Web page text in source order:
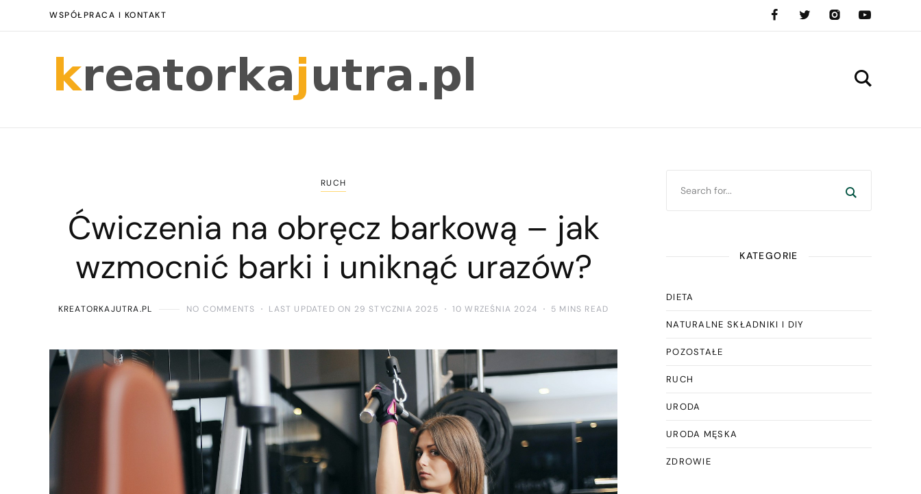
WSPÓŁPRACA I KONTAKT
RUCH
Ćwiczenia na obręcz barkową – jak
wzmocnić barki i uniknąć urazów?
KREATORKAJUTRA.PL NO COMMENTS LAST UPDATED ON 29 STYCZNIA 2025 10 WRZEŚNIA 2024 5 MINS READ
KATEGORIE
DIETA
NATURALNE SKŁADNIKI I DIY
POZOSTAŁE
RUCH
URODA
URODA MĘSKA
ZDROWIE